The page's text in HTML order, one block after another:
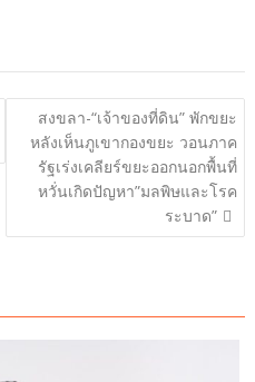
สงขลา-“เจ้าของที่ดิน” พักขยะ
หลังเห็นภูเขากองขยะ วอนภาค
รัฐเร่งเคลียร์ขยะออกนอกพื้นที่
หวั่นเกิดปัญหา”มลพิษและโรค
ระบาด”